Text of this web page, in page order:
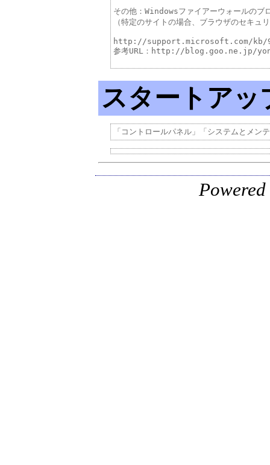
その他：Windowsファイアーウォールのブ
（特定のサイトの場合、ブラウザのセキ
http://support.microsoft.com/kb/
参考URL：http://blog.goo.ne.jp/
スタートアッ